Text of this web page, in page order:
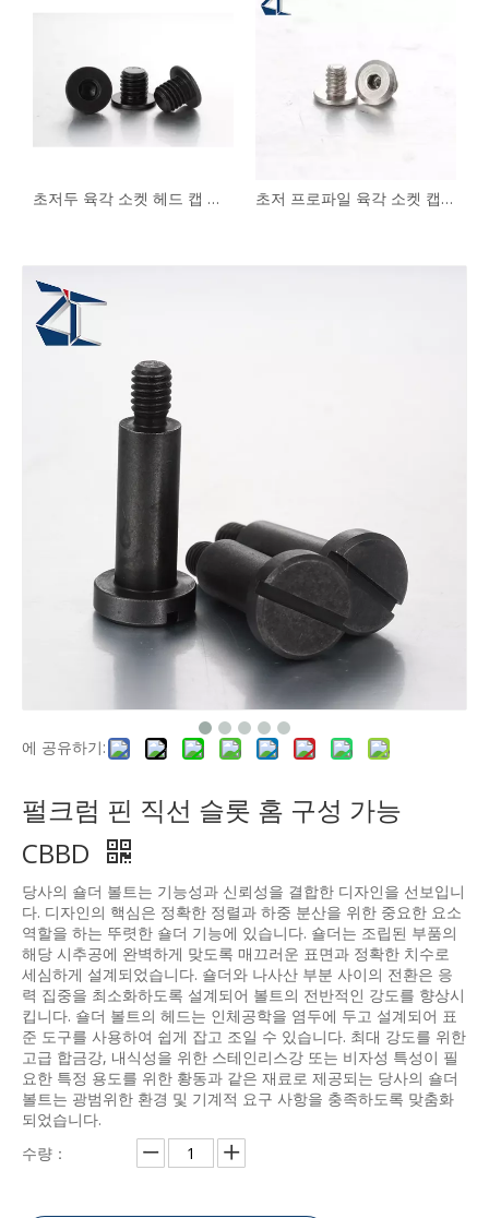
초저두 육각 소켓 헤드 캡 나사 CBSS CBSTS 초저 프로파일 육각 소켓 캡 나사 CBSTSR M2-M6
에 공유하기:
펄크럼 핀 직선 슬롯 홈 구성 가능
CBBD
당사의 숄더 볼트는 기능성과 신뢰성을 결합한 디자인을 선보입니
다. 디자인의 핵심은 정확한 정렬과 하중 분산을 위한 중요한 요소
역할을 하는 뚜렷한 숄더 기능에 있습니다. 숄더는 조립된 부품의
해당 시추공에 완벽하게 맞도록 매끄러운 표면과 정확한 치수로
세심하게 설계되었습니다. 숄더와 나사산 부분 사이의 전환은 응
력 집중을 최소화하도록 설계되어 볼트의 전반적인 강도를 향상시
킵니다. 숄더 볼트의 헤드는 인체공학을 염두에 두고 설계되어 표
준 도구를 사용하여 쉽게 잡고 조일 수 있습니다. 최대 강도를 위한
고급 합금강, 내식성을 위한 스테인리스강 또는 비자성 특성이 필
요한 특정 용도를 위한 황동과 같은 재료로 제공되는 당사의 숄더
볼트는 광범위한 환경 및 기계적 요구 사항을 충족하도록 맞춤화
되었습니다.
수량：